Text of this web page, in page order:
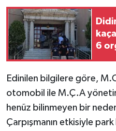
6
Edinilen bilgilere göre,
otomobil ile M.Ç.A
henüz bilinmeyen bir
Çarpışmanın etkisiyle